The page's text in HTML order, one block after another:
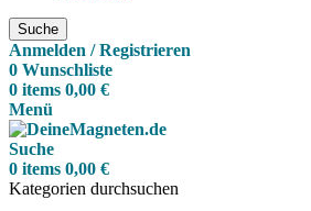
Suche
Anmelden / Registrieren
0 Wunschliste
0 items 0,00 €
Menü
Suche
0 items 0,00 €
Kategorien durchsuchen